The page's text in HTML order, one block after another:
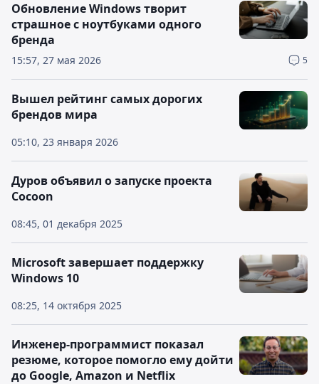
15:57, 27 мая 2026 5
Обновление Windows творит
страшное с ноутбуками одного
бренда
05:10, 23 января 2026
Вышел рейтинг самых дорогих
брендов мира
08:45, 01 декабря 2025
Дуров объявил о запуске проекта
Cocoon
08:25, 14 октября 2025
Microsoft завершает поддержку
Windows 10
Инженер-программист показал
резюме, которое помогло ему дойти
до Google, Amazon и Netflix